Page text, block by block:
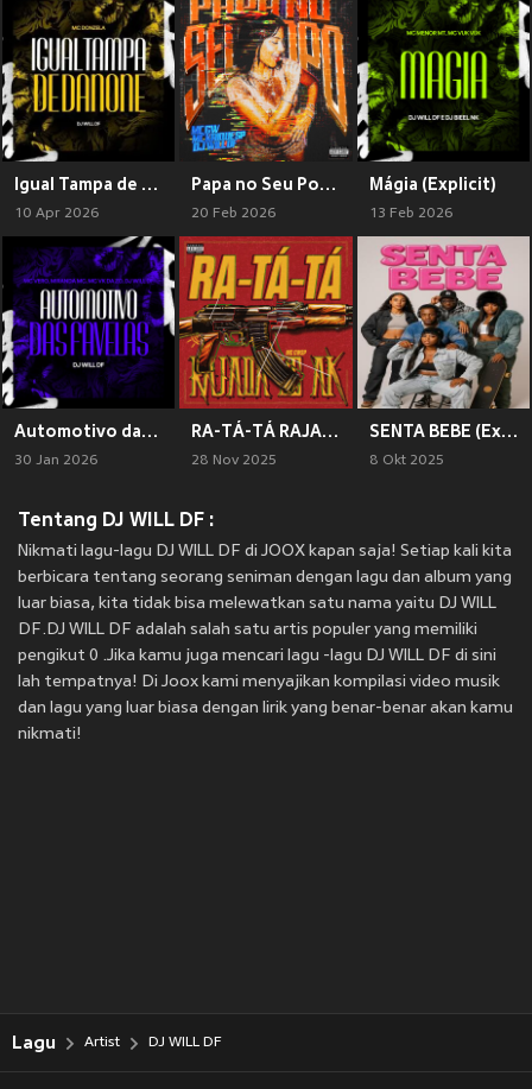
Igual Tampa de Danone (Explicit)
10 Apr 2026
Papa no Seu Popo (Explicit)
20 Feb 2026
Mágia (Explicit)
13 Feb 2026
Automotivo das Favelas (Explicit)
30 Jan 2026
RA-TÁ-TÁ RAJADA DE AK (Explicit)
28 Nov 2025
SENTA BEBE (Explicit)
8 Okt 2025
Tentang DJ WILL DF :
Nikmati lagu-lagu DJ WILL DF di JOOX kapan saja! Setiap kali kita
berbicara tentang seorang seniman dengan lagu dan album yang
luar biasa, kita tidak bisa melewatkan satu nama yaitu DJ WILL
DF.DJ WILL DF adalah salah satu artis populer yang memiliki
pengikut 0 .Jika kamu juga mencari lagu -lagu DJ WILL DF di sini
lah tempatnya! Di Joox kami menyajikan kompilasi video musik
dan lagu yang luar biasa dengan lirik yang benar-benar akan kamu
nikmati!
Lagu Artist DJ WILL DF